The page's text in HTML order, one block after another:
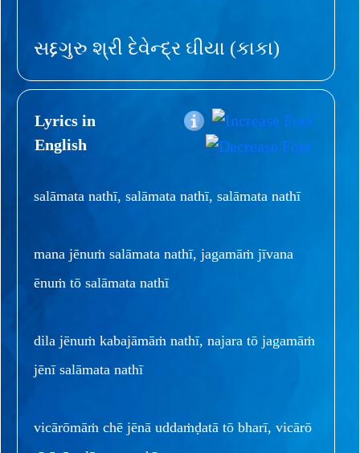
સદ્દગુરુ શ્રી દેવેન્દ્ર ઘીયા (કાકા)
Lyrics in
English
salāmata nathī, salāmata nathī, salāmata nathī
mana jēnuṁ salāmata nathī, jagamāṁ jīvana
ēnuṁ tō salāmata nathī
dila jēnuṁ kabajāmāṁ nathī, najara tō jagamāṁ
jēnī salāmata nathī
vicārōmāṁ chē jēnā uddaṁḍatā tō bharī, vicārō